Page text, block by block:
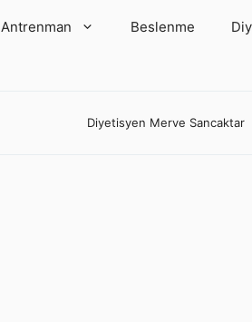
Antrenman Beslenme
Diyetisyen Merve Sancaktar